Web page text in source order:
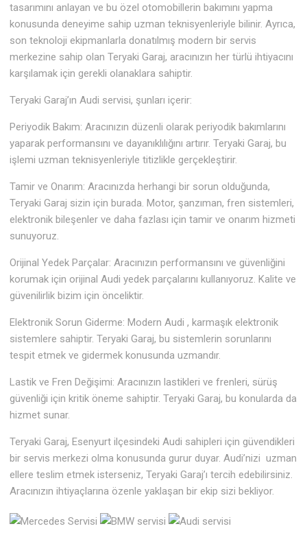
tasarımını anlayan ve bu özel otomobillerin bakımını yapma
konusunda deneyime sahip uzman teknisyenleriyle bilinir. Ayrıca,
son teknoloji ekipmanlarla donatılmış modern bir servis
merkezine sahip olan Teryaki Garaj, aracınızın her türlü ihtiyacını
karşılamak için gerekli olanaklara sahiptir.
Teryaki Garaj’ın Audi servisi, şunları içerir:
Periyodik Bakım: Aracınızın düzenli olarak periyodik bakımlarını
yaparak performansını ve dayanıklılığını artırır. Teryaki Garaj, bu
işlemi uzman teknisyenleriyle titizlikle gerçekleştirir.
Tamir ve Onarım: Aracınızda herhangi bir sorun olduğunda,
Teryaki Garaj sizin için burada. Motor, şanzıman, fren sistemleri,
elektronik bileşenler ve daha fazlası için tamir ve onarım hizmeti
sunuyoruz.
Orijinal Yedek Parçalar: Aracınızın performansını ve güvenliğini
korumak için orijinal Audi yedek parçalarını kullanıyoruz. Kalite ve
güvenilirlik bizim için önceliktir.
Elektronik Sorun Giderme: Modern Audi , karmaşık elektronik
sistemlere sahiptir. Teryaki Garaj, bu sistemlerin sorunlarını
tespit etmek ve gidermek konusunda uzmandır.
Lastik ve Fren Değişimi: Aracınızın lastikleri ve frenleri, sürüş
güvenliği için kritik öneme sahiptir. Teryaki Garaj, bu konularda da
hizmet sunar.
Teryaki Garaj, Esenyurt ilçesindeki Audi sahipleri için güvendikleri
bir servis merkezi olma konusunda gurur duyar. Audi’nizi uzman
ellere teslim etmek isterseniz, Teryaki Garaj’ı tercih edebilirsiniz.
Aracınızın ihtiyaçlarına özenle yaklaşan bir ekip sizi bekliyor.